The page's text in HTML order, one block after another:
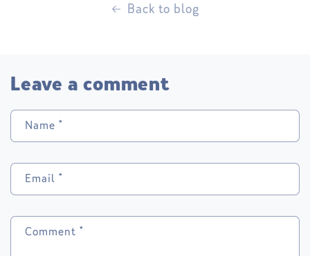
Back to blog
Leave a comment
Name *
Email *
Comment *